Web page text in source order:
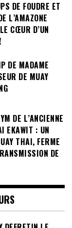
DE FOUDRE ET
L’AMAZONE
CŒUR D’UN
DE MADAME
DE MUAY
DE L’ANCIENNE
EKAWIT : UN
THAI, FERME
DE